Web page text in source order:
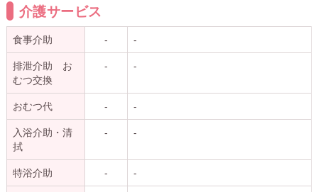
介護サービス
食事介助 - -
排泄介助 お
むつ交換
- -
おむつ代 - -
入浴介助・清
拭
- -
特浴介助 - -